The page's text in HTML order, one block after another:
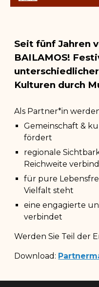
Seit fünf Jahren
BAILAMOS!
Kulturen durch
Als Partner*in
Gemeinschaft &
fördert
regionale
Reichweite
für pure
Vielfalt steht
eine engagierte
verbindet
Werden Sie Teil der
Download: